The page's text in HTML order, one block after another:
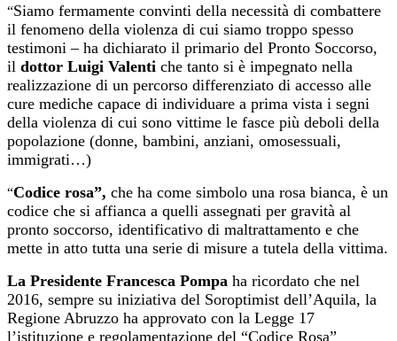
“Siamo fermamente convinti della necessità di combattere
il fenomeno della violenza di cui siamo troppo spesso
testimoni – ha dichiarato il primario del Pronto Soccorso,
il dottor Luigi Valenti che tanto si è impegnato nella
realizzazione di un percorso differenziato di accesso alle
cure mediche capace di individuare a prima vista i segni
della violenza di cui sono vittime le fasce più deboli della
popolazione (donne, bambini, anziani, omosessuali,
immigrati…)
“Codice rosa”, che ha come simbolo una rosa bianca, è un
codice che si affianca a quelli assegnati per gravità al
pronto soccorso, identificativo di maltrattamento e che
mette in atto tutta una serie di misure a tutela della vittima.
La Presidente Francesca Pompa ha ricordato che nel
2016, sempre su iniziativa del Soroptimist dell’Aquila, la
Regione Abruzzo ha approvato con la Legge 17
l’istituzione e regolamentazione del “Codice Rosa”